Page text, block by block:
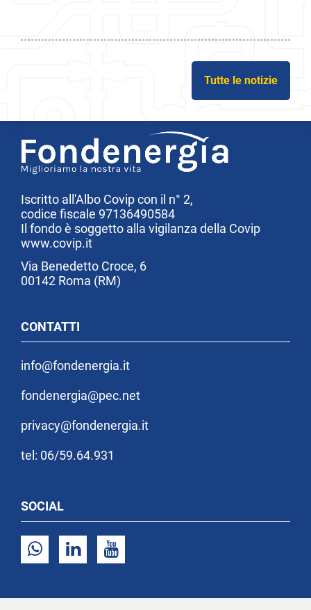
Tutte le notizie
Iscritto all'Albo Covip con il n° 2,
codice fiscale 97136490584
Il fondo è soggetto alla vigilanza della Covip
www.covip.it
Via Benedetto Croce, 6
00142 Roma (RM)
CONTATTI
info@fondenergia.it
fondenergia@pec.net
privacy@fondenergia.it
tel: 06/59.64.931
SOCIAL